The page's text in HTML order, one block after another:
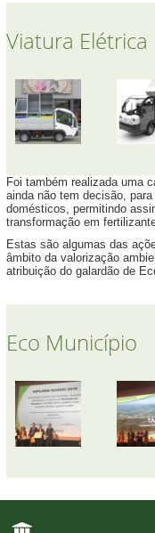
Viatura Elétrica
Foi também realizada uma
ainda não tem decisão,
domésticos, permitindo
transformação em
Estas são algumas das
âmbito da valorização
atribuição do galardão de
Eco Município